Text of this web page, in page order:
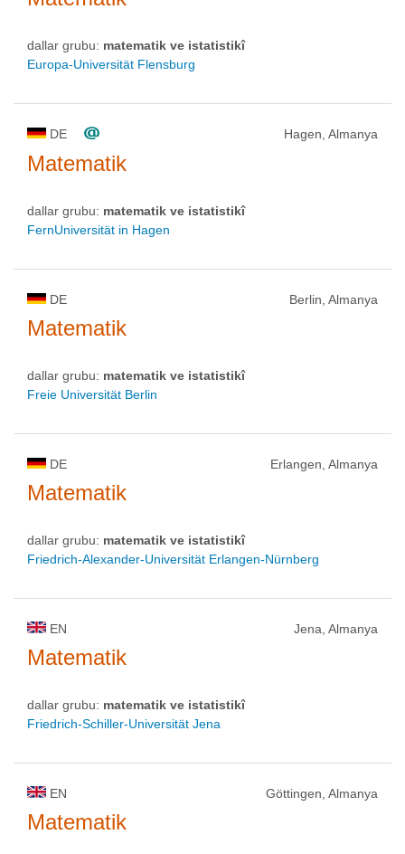
dallar grubu: matematik ve istatistikî
Europa-Universität Flensburg
DE Hagen, Almanya
Matematik
dallar grubu: matematik ve istatistikî
FernUniversität in Hagen
DE Berlin, Almanya
Matematik
dallar grubu: matematik ve istatistikî
Freie Universität Berlin
DE Erlangen, Almanya
Matematik
dallar grubu: matematik ve istatistikî
Friedrich-Alexander-Universität Erlangen-Nürnberg
EN Jena, Almanya
Matematik
dallar grubu: matematik ve istatistikî
Friedrich-Schiller-Universität Jena
EN Göttingen, Almanya
Matematik